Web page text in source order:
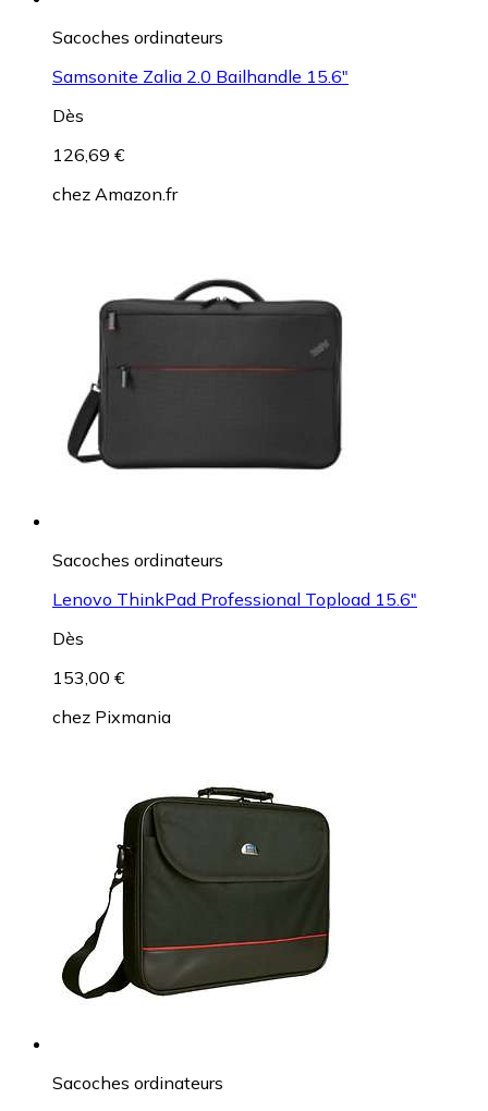
Sacoches ordinateurs
Samsonite Zalia 2.0 Bailhandle 15.6"
Dès
126,69 €
chez Amazon.fr
Sacoches ordinateurs
Lenovo ThinkPad Professional Topload 15.6"
Dès
153,00 €
chez Pixmania
Sacoches ordinateurs